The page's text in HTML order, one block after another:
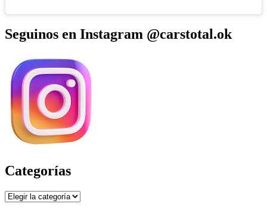
Seguinos en Instagram @carstotal.ok
Categorías
Categorías